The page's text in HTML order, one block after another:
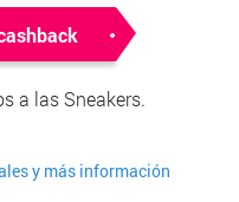
a las Sneakers.
y más información